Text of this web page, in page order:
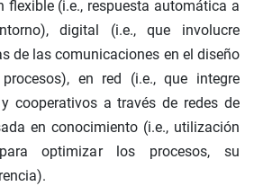
flexible (i.e., respuesta automática a
digital (i.e., que involucre
de las comunicaciones en el diseño
en red (i.e., que integre
cooperativos a través de redes de
en conocimiento (i.e., utilización
optimizar los procesos, su